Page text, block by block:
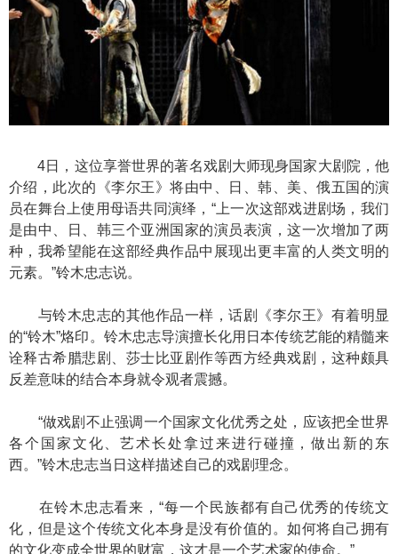
4日，这位享誉世界的著名戏剧大师现身国家大剧院，他
介绍，此次的《李尔王》将由中、日、韩、美、俄五国的演
员在舞台上使用母语共同演绎，“上一次这部戏进剧场，我们
是由中、日、韩三个亚洲国家的演员表演，这一次增加了两
种，我希望能在这部经典作品中展现出更丰富的人类文明的
元素。”铃木忠志说。
与铃木忠志的其他作品一样，话剧《李尔王》有着明显
的“铃木”烙印。铃木忠志导演擅长化用日本传统艺能的精髓来
诠释古希腊悲剧、莎士比亚剧作等西方经典戏剧，这种颇具
反差意味的结合本身就令观者震撼。
“做戏剧不止强调一个国家文化优秀之处，应该把全世界
各个国家文化、艺术长处拿过来进行碰撞，做出新的东
西。”铃木忠志当日这样描述自己的戏剧理念。
在铃木忠志看来，“每一个民族都有自己优秀的传统文
化，但是这个传统文化本身是没有价值的。如何将自己拥有
的文化变成全世界的财富，这才是一个艺术家的使命。”